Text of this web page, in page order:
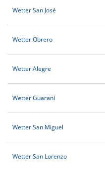
Wetter San José
Wetter Obrero
Wetter Alegre
Wetter Guaraní
Wetter San Miguel
Wetter San Lorenzo